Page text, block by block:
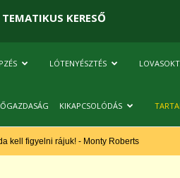
TEMATIKUS KERESŐ
LÓTENYÉSZTÉS
KIKAPCSOLÓDÁS
kell figyelni rájuk! - Monty Roberts